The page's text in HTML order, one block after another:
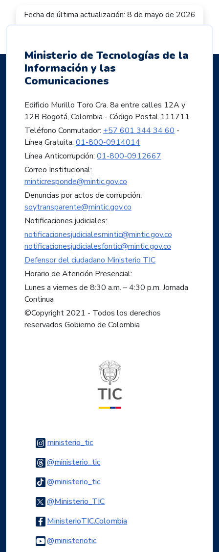
Fecha de última actualización: 8 de mayo de 2026
Ministerio de Tecnologías de la
Información y las
Comunicaciones
Edificio Murillo Toro Cra. 8a entre calles 12A y
12B Bogotá, Colombia - Código Postal 111711
Teléfono Conmutador: +57 601 344 34 60 -
Línea Gratuita: 01-800-0914014
Línea Anticorrupción: 01-800-0912667
Correo Institucional:
minticresponde@mintic.gov.co
Denuncias por actos de corrupción:
soytransparente@mintic.gov.co
Notificaciones judiciales:
notificacionesjudicialesmintic@mintic.gov.co
notificacionesjudicialesfontic@mintic.gov.co
Defensor del ciudadano Ministerio TIC
Horario de Atención Presencial:
Lunes a viernes de 8:30 a.m. – 4:30 p.m. Jornada
Continua
©Copyright 2021 - Todos los derechos
reservados Gobierno de Colombia
ministerio_ticLogo Instagram
@ministerio_ticLogo Threads
@ministerio_ticLogo Tiktok
@Ministerio_TICLogo Twitter
MinisterioTIC.ColombiaLogo Facebook
@ministerioticLogo Youtube